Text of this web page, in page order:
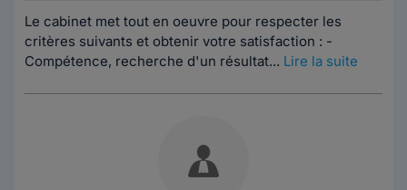
Le cabinet met tout en oeuvre pour respecter les
critères suivants et obtenir votre satisfaction : -
Compétence, recherche d'un résultat... Lire la suite